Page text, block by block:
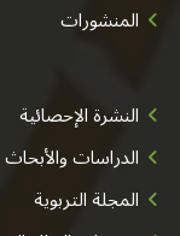
المنشورات
النشرة الإحصائية
الدراسات والأبحاث
المجلة التربوية